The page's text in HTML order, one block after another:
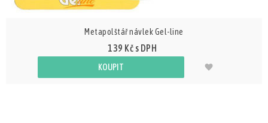
Metapolštář návlek Gel-line
139 Kč s DPH
KOUPIT